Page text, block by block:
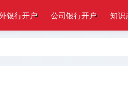
银行开户 公司银行开户 知识